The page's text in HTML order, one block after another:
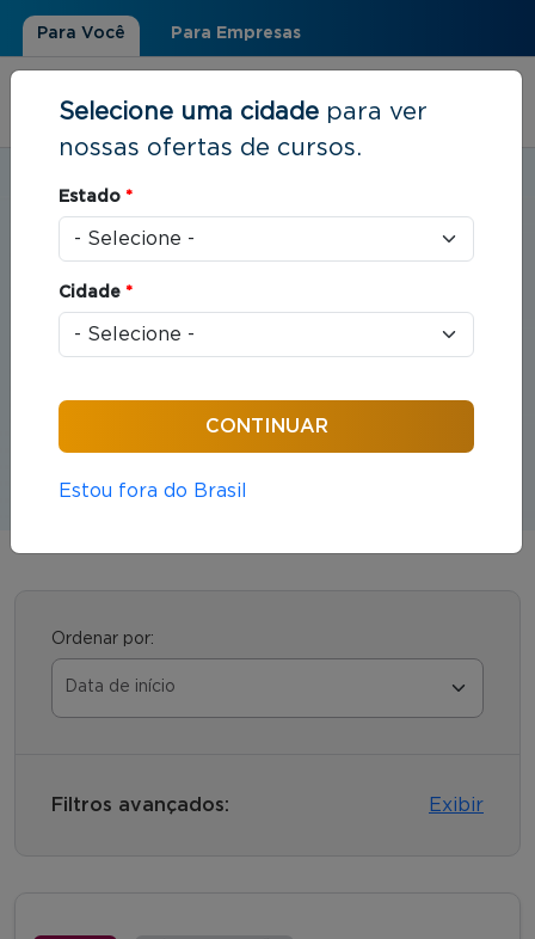
Para Você Para Empresas
Você está aqui
Direito
Cursos em Direito
Compreende o estudo das leis e das práticas
e sociedade.
Ordenar por:
Filtros avançados: Exibir
Selecione uma cidade para ver
nossas ofertas de cursos.
Estado *
Cidade *
Estou fora do Brasil